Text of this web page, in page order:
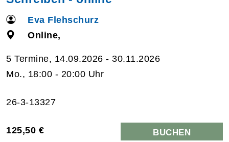
Eva Flehschurz
Online,
5 Termine, 14.09.2026 - 30.11.2026
Mo., 18:00 - 20:00 Uhr
26-3-13327
125,50 € BUCHEN